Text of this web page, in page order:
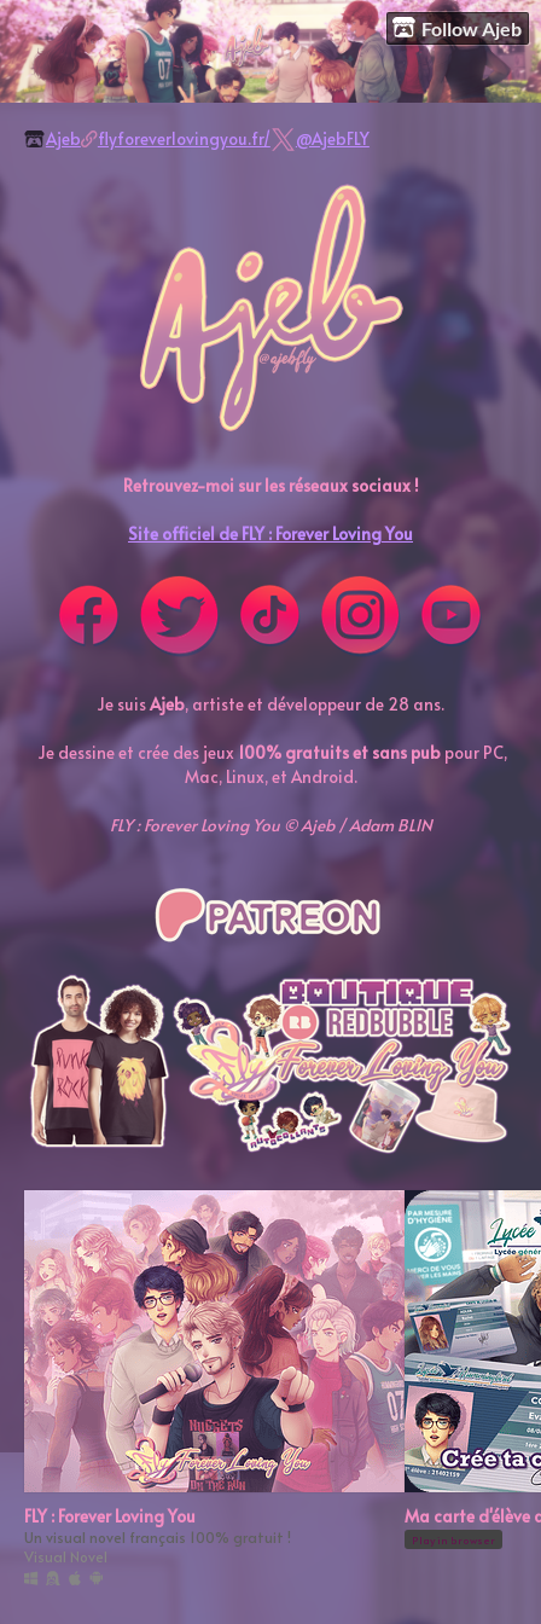
Follow Ajeb
Ajeb flyforeverlovingyou.fr/ @AjebFLY
Retrouvez-moi sur les réseaux sociaux !
Site officiel de FLY : Forever Loving You
Je suisAjeb, artiste et développeur de 28 ans.
Je dessine et crée des jeux100% gratuits et sans pub pour PC,
Mac, Linux, et Android.
FLY : Forever Loving You © Ajeb / Adam BLIN
FLY : Forever Loving You
Un visual novel français 100% gratuit !
Visual Novel
Ma carte d'élève
Play in browser